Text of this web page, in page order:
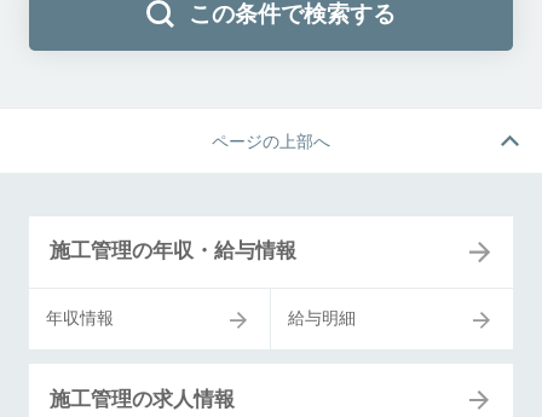
この条件で検索する
ページの上部へ
施工管理の年収・給与情報
年収情報 給与明細
施工管理の求人情報